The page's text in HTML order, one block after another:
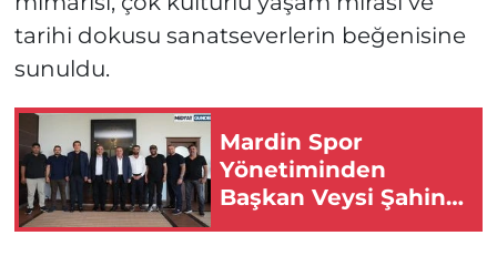
tarihi dokusu sanatseverlerin beğenisine
sunuldu.
Mardin Spor
Yönetiminden
Başkan Veysi Şahin’e
Ziyaret